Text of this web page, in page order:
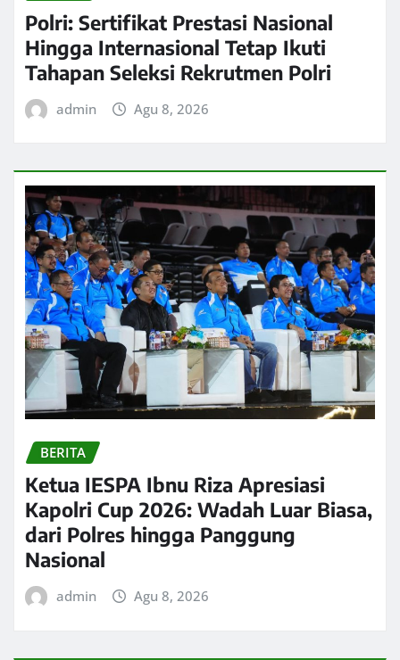
Polri: Sertifikat Prestasi Nasional
Hingga Internasional Tetap Ikuti
Tahapan Seleksi Rekrutmen Polri
admin Agu 8, 2026
BERITA
Ketua IESPA Ibnu Riza Apresiasi
Kapolri Cup 2026: Wadah Luar Biasa,
dari Polres hingga Panggung
Nasional
admin Agu 8, 2026